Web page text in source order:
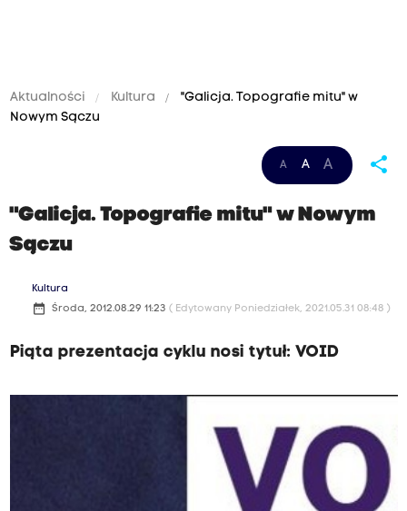
Aktualności Kultura
"Galicja. Topografie mitu" w
Nowym Sączu
A A A share
"Galicja. Topografie mitu" w Nowym
Sączu
Kultura
date_range Środa, 2012.08.29 11:23 ( Edytowany Poniedziałek, 2021.05.31 08:48 )
Piąta prezentacja cyklu nosi tytuł: VOID